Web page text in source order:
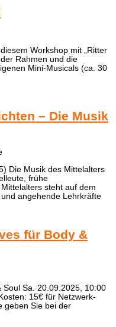
Workshop mit „Ritter
Rahmen und die
Mini-Musicals (ca. 30
– Die Musik
Die Musik des Mittelalters
frühe
steht auf dem
angehende Lehrkräfte
für Body &
Soul Sa. 20.09.2025, 10:00
15€ für Netzwerk-
geben Sie bei der